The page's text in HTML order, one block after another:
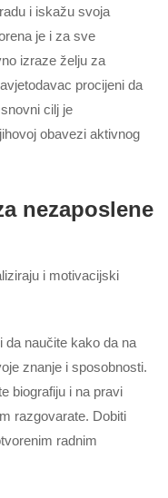
i iskažu svoja
je i za sve
izraze želju za
procijeni da
cilj je
obavezi aktivnog
nezaposlene
i motivacijski
da naučite kako da na
znanje i sposobnosti.
biografiju i na pravi
razgovarate. Dobiti
radnim